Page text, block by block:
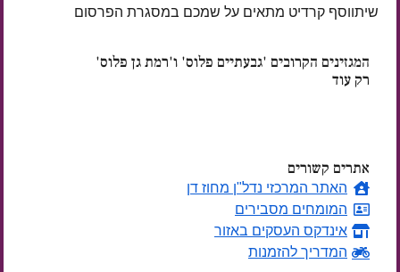
שיתווסף קרדיט מתאים על שמכם במסגרת הפרסום
המגזינים הקרובים 'גבעתיים פלוס' ו'רמת גן פלוס'
רק עוד
אתרים קשורים
האתר המרכזי נדל"ן מחוז דן
המומחים מסבירים
אינדקס העסקים באזור
המדריך להזמנות